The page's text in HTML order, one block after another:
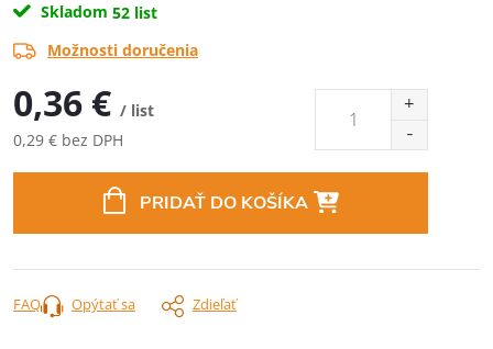
Skladom 52 list
Možnosti doručenia
0,36 € / list
0,29 € bez DPH
PRIDAŤ DO KOŠÍKA
Opýtať sa Zdieľať
FAQ